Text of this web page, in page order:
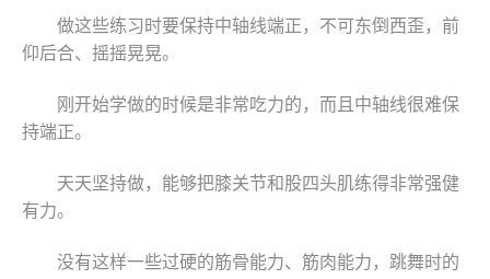
做这些练习时要保持中轴线端正，不可东倒西歪，前
仰后合、摇摇晃晃。
刚开始学做的时候是非常吃力的，而且中轴线很难保
持端正。
天天坚持做，能够把膝关节和股四头肌练得非常强健
有力。
没有这样一些过硬的筋骨能力、筋肉能力，跳舞时的